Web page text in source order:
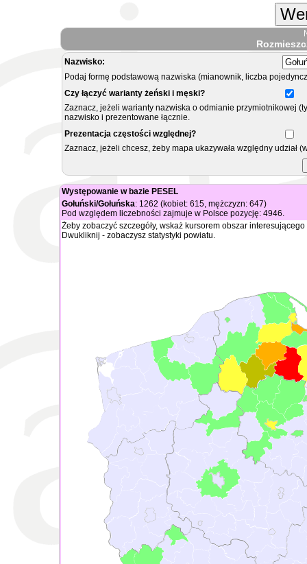
Nazwisko:
Podaj formę podstawową nazwiska (mianownik, liczba
Czy łączyć warianty żeński i męski?
Zaznacz, jeżeli warianty nazwiska o odmianie przymiotnikowej
nazwisko i prezentowane łącznie.
Prezentacja częstości względnej?
Zaznacz, jeżeli chcesz, żeby mapa ukazywała względny
Występowanie w bazie PESEL
Gołuński/Gołuńska: 1262 (kobiet: 615, mężczyzn: 647)
Pod względem liczebności zajmuje w Polsce pozycję: 4946.
Żeby zobaczyć szczegóły, wskaż kursorem obszar
Dwukliknij - zobaczysz statystyki powiatu.